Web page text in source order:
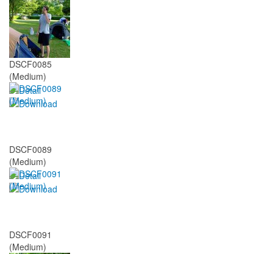
DSCF0085
(Medium)
DSCF0089
(Medium)
DSCF0091
(Medium)